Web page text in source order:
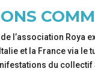
l’association Roya
et la France via le
du